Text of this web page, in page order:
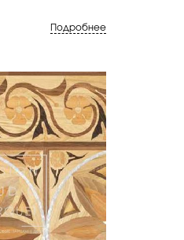
Подробнее